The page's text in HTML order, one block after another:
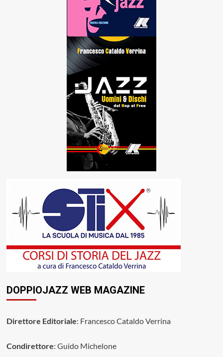
DOPPIOJAZZ WEB MAGAZINE
Direttore Editoriale: Francesco Cataldo Verrina
Condirettore: Guido Michelone